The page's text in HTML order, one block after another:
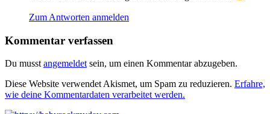
Zum Antworten anmelden
Kommentar verfassen
Du musst angemeldet sein, um einen Kommentar abzugeben.
Diese Website verwendet Akismet, um Spam zu reduzieren. Erfahre,
wie deine Kommentardaten verarbeitet werden.